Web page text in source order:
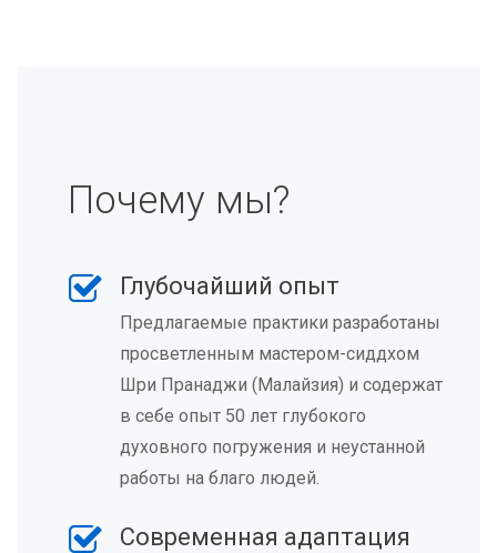
Почему мы?
Глубочайший опыт
Предлагаемые практики разработаны
просветленным мастером-сиддхом
Шри Пранаджи (Малайзия) и содержат
в себе опыт 50 лет глубокого
духовного погружения и неустанной
работы на благо людей.
Современная адаптация